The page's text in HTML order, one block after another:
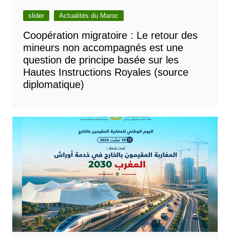
slider Actualités du Maroc
Coopération migratoire : Le retour des
mineurs non accompagnés est une
question de principe basée sur les
Hautes Instructions Royales (source
diplomatique)